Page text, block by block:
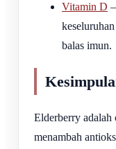
Vitamin D
balas imun.
Elderberry adalah
menambah